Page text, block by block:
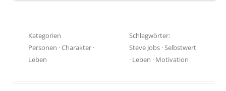
Kategorien
Personen ·Charakter ·
Leben
Schlagwörter:
Steve Jobs ·Selbstwert
· Leben · Motivation